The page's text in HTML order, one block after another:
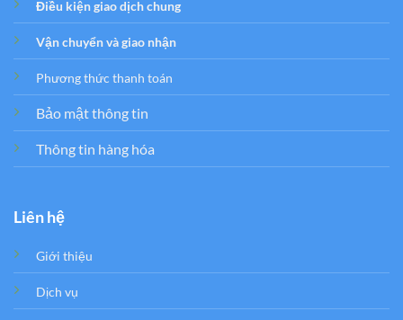
Điều kiện giao dịch chung
Vận chuyển và giao nhận
Phương thức thanh toán
Bảo mật thông tin
Thông tin hàng hóa
Liên hệ
Giới thiệu
Dịch vụ